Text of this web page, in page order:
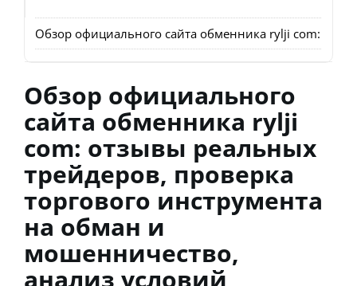
Обзор официального сайта обменника rylji com:
Обзор официального
сайта обменника rylji
com: отзывы реальных
трейдеров, проверка
торгового инструмента
на обман и
мошенничество,
анализ условий